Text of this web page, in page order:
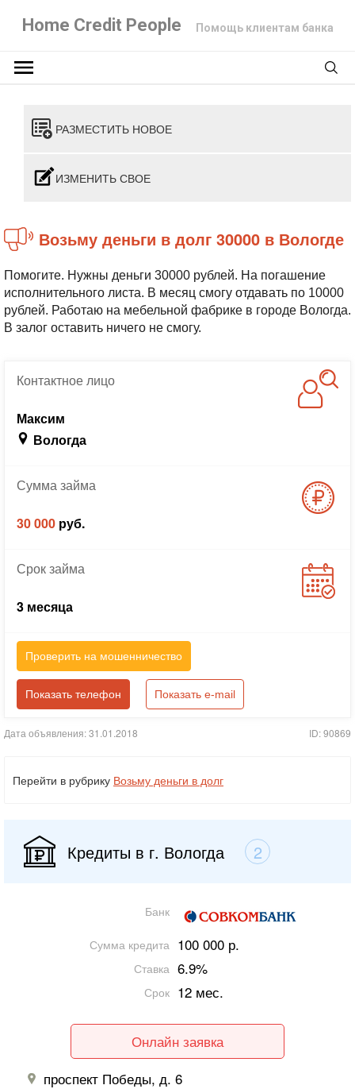
Home Credit People Помощь клиентам банка
РАЗМЕСТИТЬ НОВОЕ
ИЗМЕНИТЬ СВОЕ
Возьму деньги в долг 30000 в Вологде
Помогите. Нужны деньги 30000 рублей. На погашение
исполнительного листа. В месяц смогу отдавать по 10000
рублей. Работаю на мебельной фабрике в городе Вологда.
В залог оставить ничего не смогу.
Контактноелицо
Максим
Вологда
Суммазайма
30 000 руб.
Срокзайма
3 месяца
Проверить на мошенничество
Показать телефон Показать e-mail
Дата объявления: 31.01.2018 ID: 90869
Перейти в рубрику Возьму деньги в долг
Кредиты в г. Вологда 2
Банк
Сумма кредита 100 000 р.
Ставка 6.9%
Срок 12 мес.
Онлайн заявка
проспект Победы, д. 6